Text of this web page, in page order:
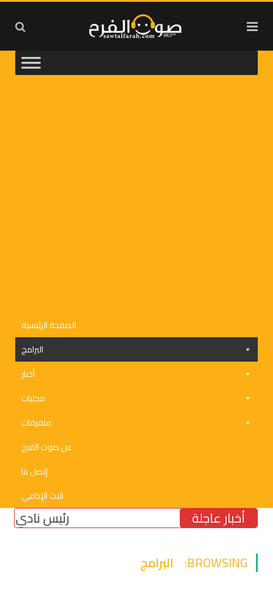
الصفحة الرئيسية
البرامج
أخبار
محليات
متفرقات
عن صوت الفرح
إتصل بنا
البث الإذاعي
أخبار عاجلة رئيس نادي
BROWSING: البرامج